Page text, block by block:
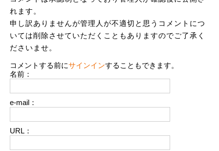
れます。
申し訳ありませんが管理人が不適切と思うコメントにつ
いては削除させていただくこともありますのでご了承く
ださいませ。
コメントする前にサインインすることもできます。
名前：
e-mail：
URL：